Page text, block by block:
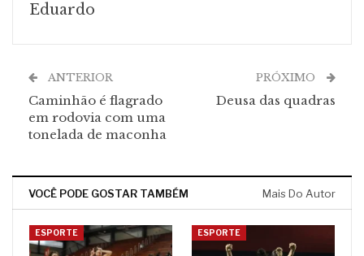
Eduardo
ANTERIOR
Caminhão é flagrado
em rodovia com uma
tonelada de maconha
PRÓXIMO
Deusa das quadras
VOCÊ PODE GOSTAR TAMBÉM Mais Do Autor
ESPORTE ESPORTE